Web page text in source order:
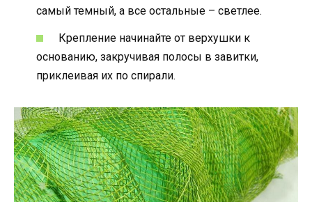
самый темный, а все остальные – светлее.
Крепление начинайте от верхушки к
основанию, закручивая полосы в завитки,
приклеивая их по спирали.